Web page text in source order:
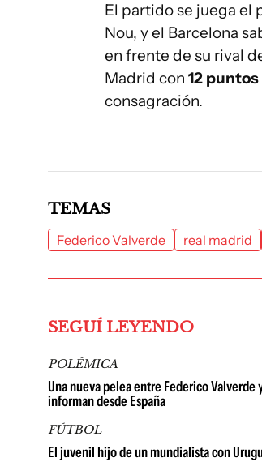
El partido se juega el
Nou, y el Barcelona
en frente de su rival
Madrid con 12
consagración.
TEMAS
Federico Valverde real madrid
SEGUÍ LEYENDO
POLÉMICA
Una nueva pelea entre Federico
informan desde España
FÚTBOL
El juvenil hijo de un mundialista con